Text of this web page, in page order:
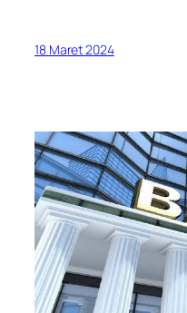
18 Maret 2024